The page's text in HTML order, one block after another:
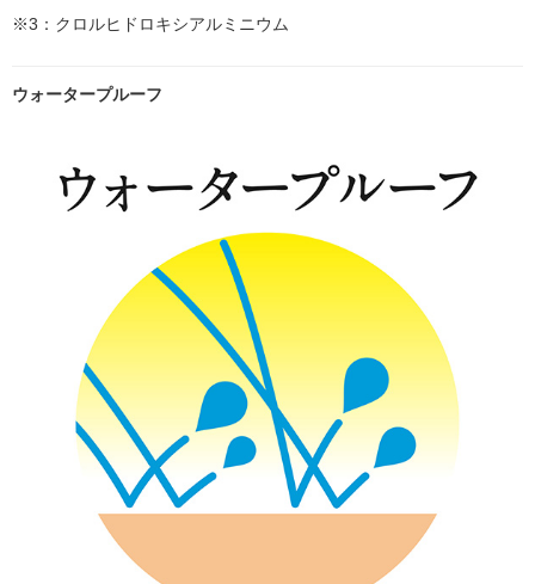
※3：クロルヒドロキシアルミニウム
ウォータープルーフ